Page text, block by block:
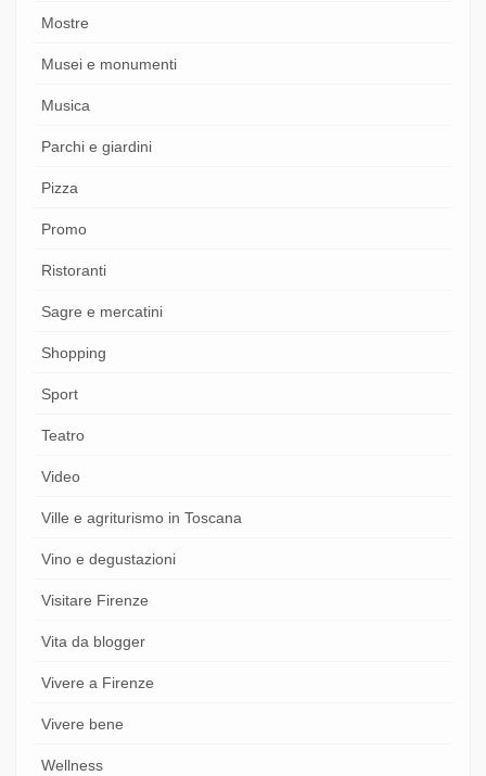
Mostre
Musei e monumenti
Musica
Parchi e giardini
Pizza
Promo
Ristoranti
Sagre e mercatini
Shopping
Sport
Teatro
Video
Ville e agriturismo in Toscana
Vino e degustazioni
Visitare Firenze
Vita da blogger
Vivere a Firenze
Vivere bene
Wellness